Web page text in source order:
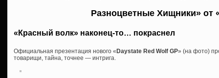
Разноцветные Хищники» от
«Красный волк» наконец-то… покраснел
Официальная презентация нового « Daystate Red Wolf GP» (на фото)
товарищи, тайна, точнее — интрига.